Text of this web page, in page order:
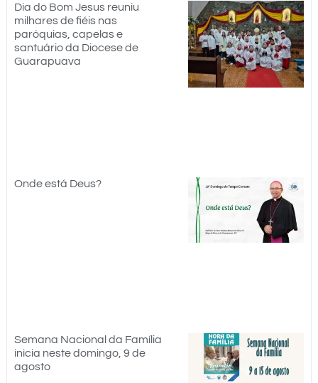
Dia do Bom Jesus reuniu
milhares de fiéis nas
paróquias, capelas e
santuário da Diocese de
Guarapuava
Onde está Deus?
Semana Nacional da Família
inicia neste domingo, 9 de
agosto